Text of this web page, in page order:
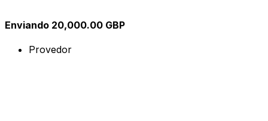
Enviando 20,000.00 GBP
Provedor